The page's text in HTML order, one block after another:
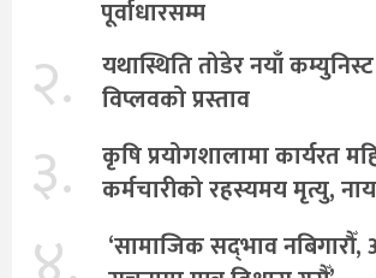
पूर्वाधारसम्म
२.
यथास्थिति तोडेर नयाँ
विप्लवको प्रस्ताव
३.
कृषि प्रयोगशालामा कार्यरत
कर्मचारीको रहस्यमय मृत्यु,
‘सामाजिक सद्‌भाव